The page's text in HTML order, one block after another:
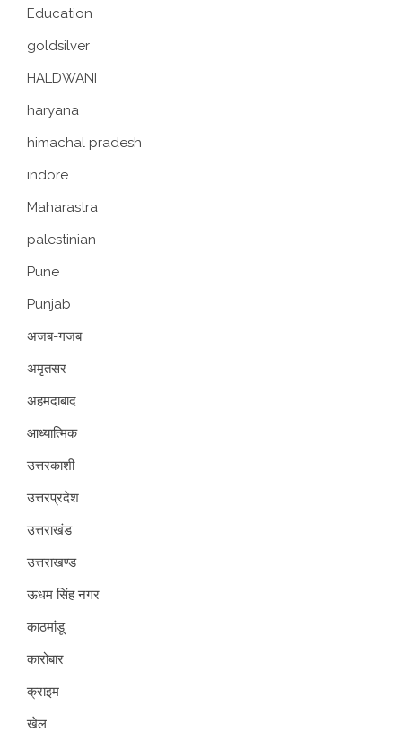
Education
goldsilver
HALDWANI
haryana
himachal pradesh
indore
Maharastra
palestinian
Pune
Punjab
अजब-गजब
अमृतसर
अहमदाबाद
आध्यात्मिक
उत्तरकाशी
उत्तरप्रदेश
उत्तराखंड
उत्तराखण्ड
ऊधम सिंह नगर
काठमांडू
कारोबार
क्राइम
खेल